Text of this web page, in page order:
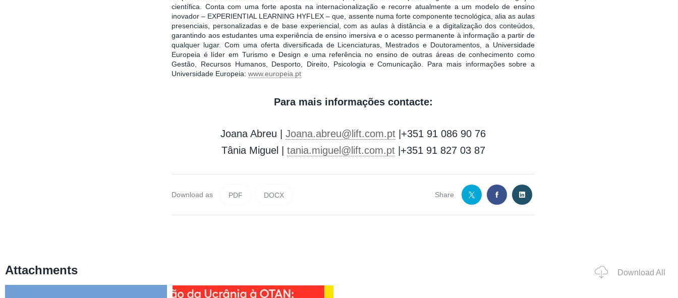
científica. Conta com uma forte aposta na internacionalização e recorre atualmente a um modelo de ensino
inovador – EXPERIENTIAL LEARNING HYFLEX – que, assente numa forte componente tecnológica, alia as aulas
presenciais, personalizadas e de base experiencial, com as aulas à distância e a digitalização dos conteúdos,
garantindo aos estudantes uma experiência de ensino imersiva e o acesso permanente à informação a partir de
qualquer lugar. Com uma oferta diversificada de Licenciaturas, Mestrados e Doutoramentos, a Universidade
Europeia é líder em Turismo e Design e uma referência no ensino de outras áreas de conhecimento como
Gestão, Recursos Humanos, Desporto, Direito, Psicologia e Comunicação. Para mais informações sobre a
Universidade Europeia: www.europeia.pt
Para mais informações contacte:
Joana Abreu | Joana.abreu@lift.com.pt |+351 91 086 90 76
Tânia Miguel | tania.miguel@lift.com.pt|+351 91 827 03 87
Download as PDF DOCX Share
Attachments Download All